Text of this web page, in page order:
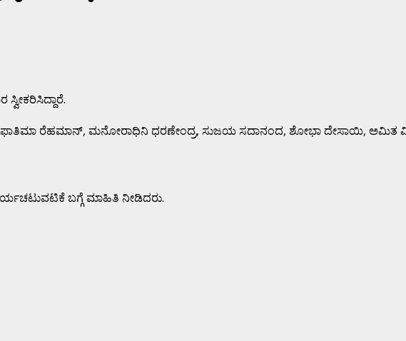
ಫಾತಿಮಾ ರೆಹಮಾನ್, ಮನೋರಾಧಿನಿ ಧರಣೇಂದ್ರ, ಸುಜಯ ಸದಾನಂದ, ಶೋಭಾ ದೇಸಾಯಿ, ಅಮಿತ
ಬಗ್ಗೆ ಮಾಹಿತಿ ನೀಡಿದರು.